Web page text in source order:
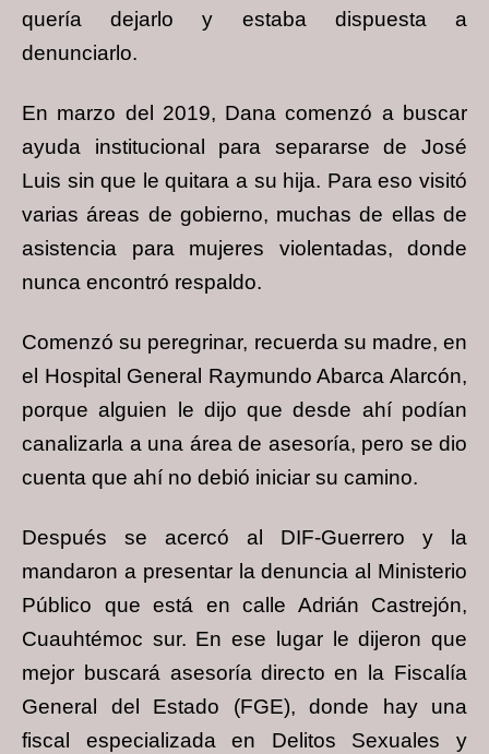
quería dejarlo y estaba dispuesta a
denunciarlo.
En marzo del 2019, Dana comenzó a buscar
ayuda institucional para separarse de José
Luis sin que le quitara a su hija. Para eso visitó
varias áreas de gobierno, muchas de ellas de
asistencia para mujeres violentadas, donde
nunca encontró respaldo.
Comenzó su peregrinar, recuerda su madre, en
el Hospital General Raymundo Abarca Alarcón,
porque alguien le dijo que desde ahí podían
canalizarla a una área de asesoría, pero se dio
cuenta que ahí no debió iniciar su camino.
Después se acercó al DIF-Guerrero y la
mandaron a presentar la denuncia al Ministerio
Público que está en calle Adrián Castrejón,
Cuauhtémoc sur. En ese lugar le dijeron que
mejor buscará asesoría directo en la Fiscalía
General del Estado (FGE), donde hay una
fiscal especializada en Delitos Sexuales y